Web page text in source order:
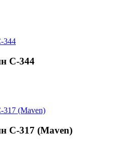
С-344
С-317 (Maven)